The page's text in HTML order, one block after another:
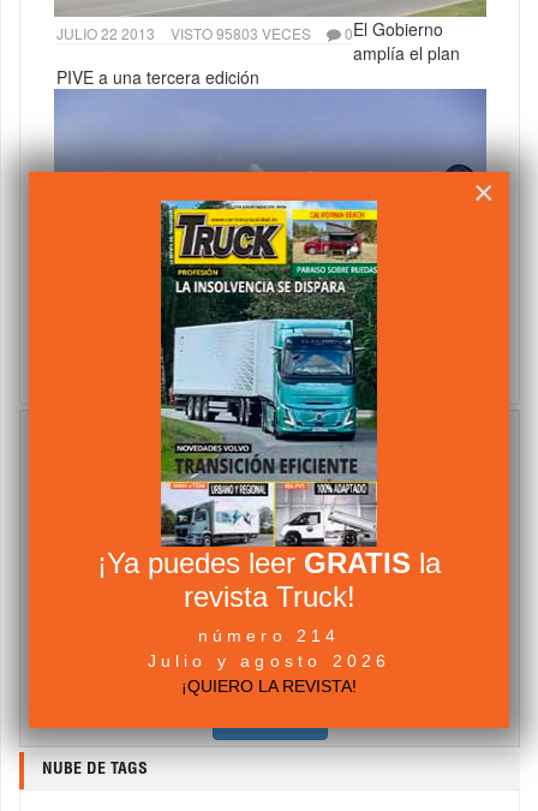
JULIO 22 2013 VISTO 95803 VECES 0El Gobierno
amplía el plan
PIVE a una tercera edición
VISTO 89729 VECES 0355 furgonetas
Mercedes Benz
para Avis España
Suscríbete al Newsletter
Suscribete gratis al Boletín informativo del
Transporte, Camiones y Furgonetas.
Nombre
email
Acepto losTérminos y Condiciones
NUBE DE TAGS
×
¡Ya puedes leer GRATIS la
revista Truck!
número 214
Julio y agosto 2026
¡QUIERO LA REVISTA!